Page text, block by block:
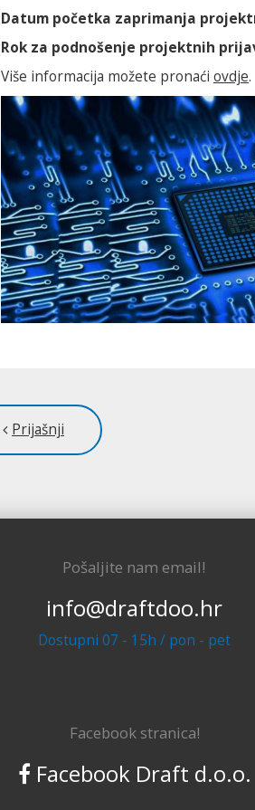
Datum početka zaprimanja
Rok za podnošenje projektnih
Više informacija možete pronaći ovdje.
Prijašnji
Pošaljite nam email!
info@draftdoo.hr
Dostupni 07 - 15h / pon - pet
Facebook stranica!
Facebook Draft d.o.o.